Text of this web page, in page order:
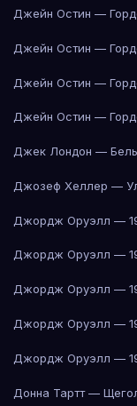
Джейн Остин —
Джейн Остин —
Джейн Остин —
Джейн Остин —
Джек Лондон —
Джозеф Хеллер —
Джордж Оруэлл —
Джордж Оруэлл —
Джордж Оруэлл —
Джордж Оруэлл —
Джордж Оруэлл —
Донна Тартт —